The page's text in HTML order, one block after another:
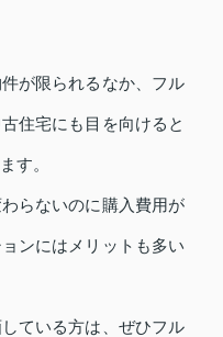
が限られるなか、フル
住宅にも目を向けると
す。
らないのに購入費用が
ンにはメリットも多い
ている方は、ぜひフル